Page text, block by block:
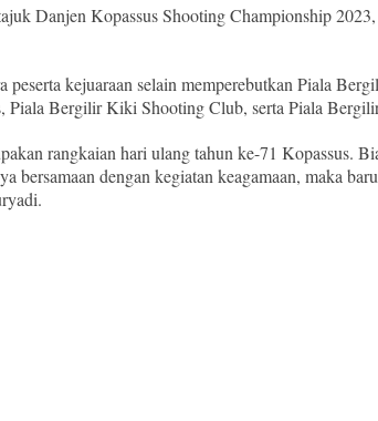
Danjen Kopassus Shooting Championship
peserta kejuaraan selain memperebutkan Piala
Piala Bergilir Kiki Shooting Club, serta Piala
rangkaian hari ulang tahun ke-71 Kopassus.
bersamaan dengan kegiatan keagamaan, maka